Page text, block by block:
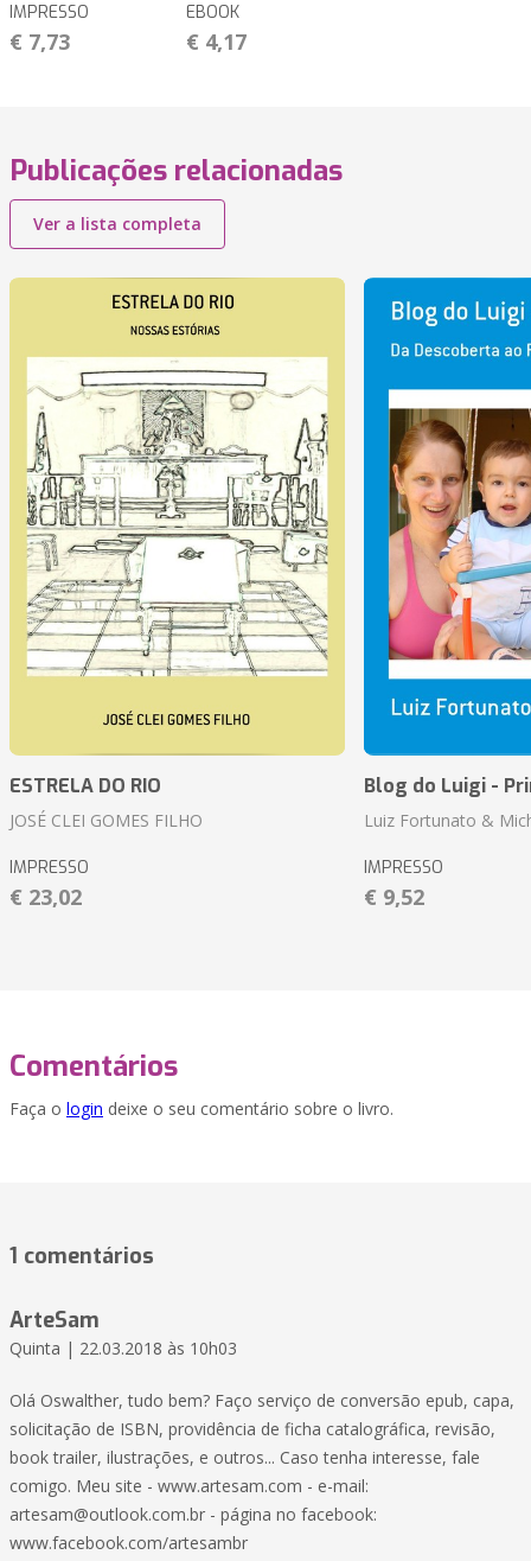
IMPRESSO
€ 7,73
EBOOK
€ 4,17
Publicações relacionadas
Ver a lista completa
ESTRELA DO RIO
JOSÉ CLEI GOMES FILHO
IMPRESSO
€ 23,02
Blog do Luigi -
Luiz Fortunato &
IMPRESSO
€ 9,52
Comentários
Faça o login deixe o seu comentário sobre o livro.
1 comentários
ArteSam
Quinta | 22.03.2018 às 10h03
Olá Oswalther, tudo bem? Faço serviço de conversão epub, capa,
solicitação de ISBN, providência de ficha catalográfica, revisão,
book trailer, ilustrações, e outros... Caso tenha interesse, fale
comigo. Meu site - www.artesam.com - e-mail:
artesam@outlook.com.br - página no facebook:
www.facebook.com/artesambr